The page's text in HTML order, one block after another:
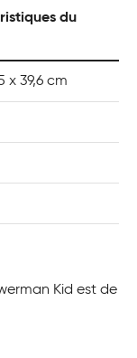
du
x 39,6 cm
Kid est de